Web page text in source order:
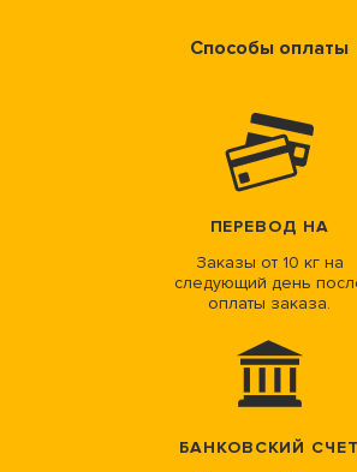
Способы оплаты
ПЕРЕВОД НА
Заказы от 10 кг на
следующий день
оплаты заказа.
БАНКОВСКИЙ СЧЕТ